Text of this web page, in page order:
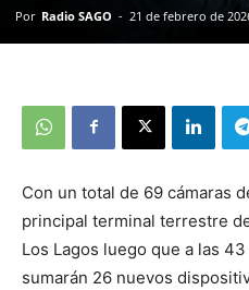
Por Radio SAGO - 21 de febrero de
Con un total de 69 cámaras
principal terminal terrestre
Los Lagos luego que a las
sumarán 26 nuevos